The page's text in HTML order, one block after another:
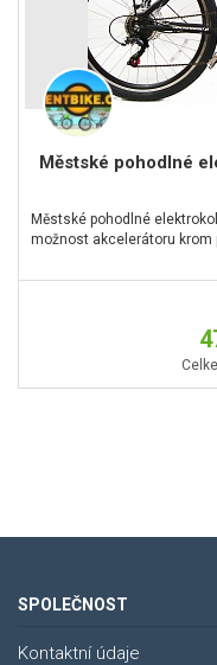
Městské pohodlné
Městské pohodlné
možnost akcelerátoru
SPOLEČNOST
Kontaktní údaje